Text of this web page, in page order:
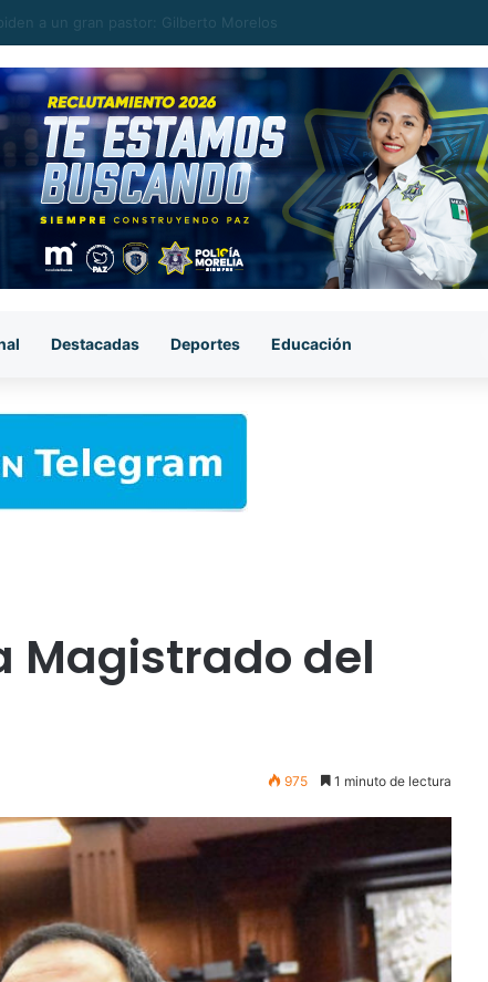
y camioneta en el Centro Histórico de Morelia
Destacadas Deportes Educación
Magistrado del
975 1 minuto de lectura